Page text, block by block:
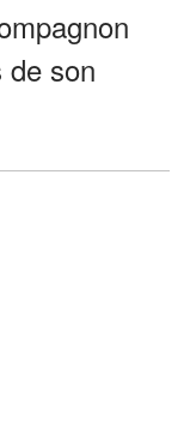
de son